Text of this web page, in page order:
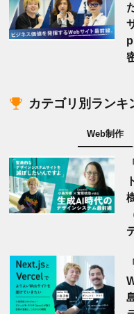
カテゴリ別ランキ
Web制作